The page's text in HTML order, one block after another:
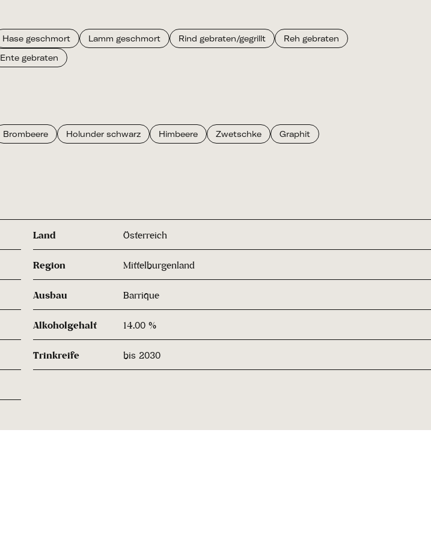
Hase geschmort Lamm geschmort Rind gebraten/gegrillt
Reh gebraten
Ente gebraten
Brombeere Holunder schwarz Himbeere Zwetschke
Graphit
Land Österreich
Region Mittelburgenland
Ausbau Barrique
Alkoholgehalt 14.00 %
Trinkreife bis 2030